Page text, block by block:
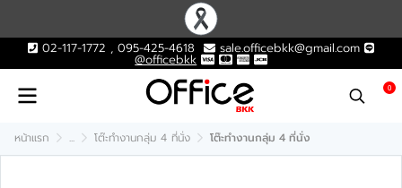
02-117-1772 , 095-425-4618 sale.officebkk@gmail.com
@officebkk
0
หน้าแรก ... โต๊ะทำงานกลุ่ม 4 ที่นั่ง โต๊ะทำงานกลุ่ม 4 ที่นั่ง